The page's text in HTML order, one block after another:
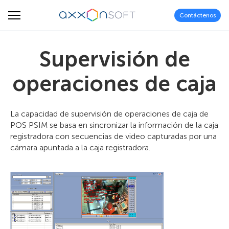
Contáctenos
Supervisión de
operaciones de caja
La capacidad de supervisión de operaciones de caja de
POS PSIM se basa en sincronizar la información de la caja
registradora con secuencias de video capturadas por una
cámara apuntada a la caja registradora.